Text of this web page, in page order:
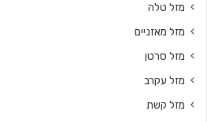
מזל טלה
מזל מאזניים
מזל סרטן
מזל עקרב
מזל קשת